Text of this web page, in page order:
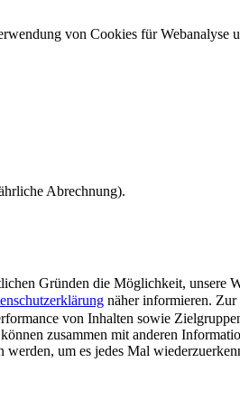
von Cookies für Webanalyse
Abrechnung).
Gründen die Möglichkeit, unsere
näher informieren. Zur
von Inhalten sowie
zusammen mit anderen
um es jedes Mal